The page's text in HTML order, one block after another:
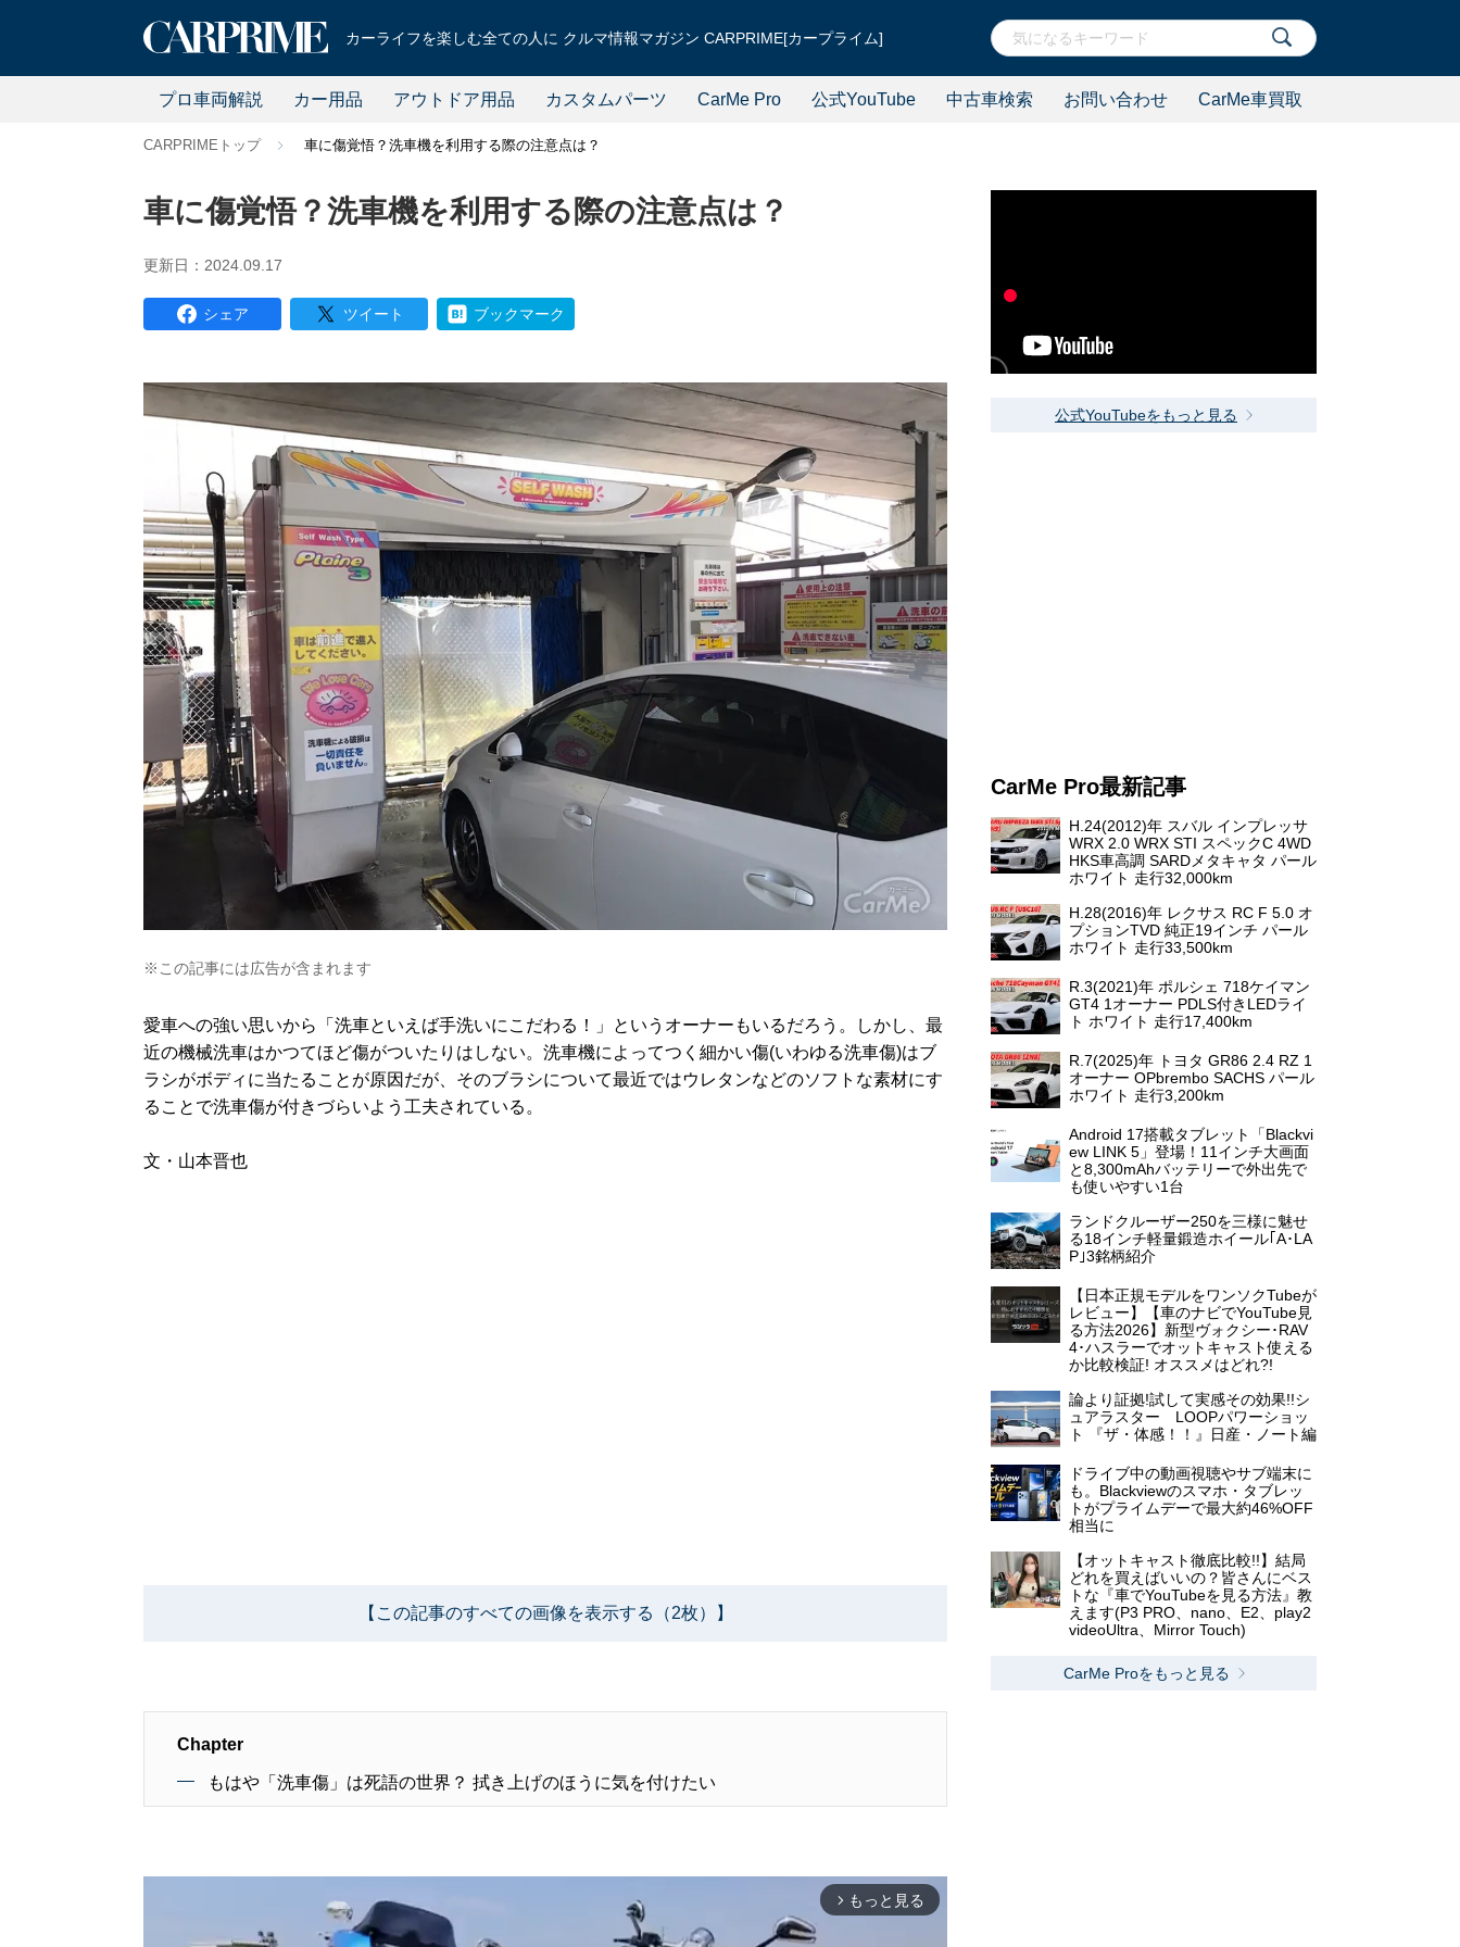
カーライフを楽しむ全ての人に クルマ情報マガジン CARPRIME[カープライム]
プロ車両解説 カー用品 アウトドア用品 カスタムパーツ CarMe Pro 公式YouTube 中古車検索 お問い合わせ CarMe車買取
CARPRIMEトップ 車に傷覚悟？洗車機を利用する際の注意点は？
車に傷覚悟？洗車機を利用する際の注意点は？
更新日：2024.09.17
シェア ツイート ブックマーク
※この記事には広告が含まれます
愛車への強い思いから「洗車といえば手洗いにこだわる！」というオーナーもいるだろう。しかし、最
近の機械洗車はかつてほど傷がついたりはしない。洗車機によってつく細かい傷(いわゆる洗車傷)はブ
ラシがボディに当たることが原因だが、そのブラシについて最近ではウレタンなどのソフトな素材にす
ることで洗車傷が付きづらいよう工夫されている。
文・山本晋也
【この記事のすべての画像を表示する（2枚）】
Chapter
もはや「洗車傷」は死語の世界？ 拭き上げのほうに気を付けたい
arrow_forward_ios もっと見る
公式YouTubeをもっと見る
CarMe Pro最新記事
H.24(2012)年 スバル インプレッサ
WRX 2.0 WRX STI スペックC 4WD
HKS車高調 SARDメタキャタ パール
ホワイト 走行32,000km
H.28(2016)年 レクサス RC F 5.0 オ
プションTVD 純正19インチ パール
ホワイト 走行33,500km
R.3(2021)年 ポルシェ 718ケイマン
GT4 1オーナー PDLS付きLEDライ
ト ホワイト 走行17,400km
R.7(2025)年 トヨタ GR86 2.4 RZ 1
オーナー OPbrembo SACHS パール
ホワイト 走行3,200km
Android 17搭載タブレット「Blackvi
ew LINK 5」登場！11インチ大画面
と8,300mAhバッテリーで外出先で
も使いやすい1台
ランドクルーザー250を三様に魅せ
る18インチ軽量鍛造ホイール｢A･LA
P｣3銘柄紹介
【日本正規モデルをワンソクTubeが
レビュー】【車のナビでYouTube見
る方法2026】新型ヴォクシー･RAV
4･ハスラーでオットキャスト使える
か比較検証! オススメはどれ?!
論より証拠!試して実感その効果!!シ
ュアラスター LOOPパワーショッ
ト 『ザ・体感！！』日産・ノート編
ドライブ中の動画視聴やサブ端末に
も。Blackviewのスマホ・タブレッ
トがプライムデーで最大約46%OFF
相当に
【オットキャスト徹底比較!!】結局
どれを買えばいいの？皆さんにベス
トな『車でYouTubeを見る方法』教
えます(P3 PRO、nano、E2、play2
videoUltra、Mirror Touch)
CarMe Proをもっと見る